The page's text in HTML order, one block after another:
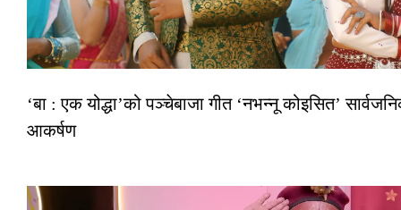
‘बा : एक योद्धा’को पञ्चेबाजा गीत ‘नभन्नू कोइसित’
आकर्षण